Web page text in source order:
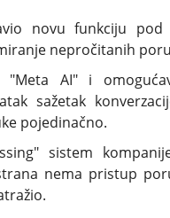
novu funkciju pod
nepročitanih
"Meta AI" i
sažetak
pojedinačno.
sistem
nema pristup